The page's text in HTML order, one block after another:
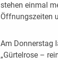
stehen einmal
Öffnungszeiten
Am Donnerstag
„Gürtelrose –